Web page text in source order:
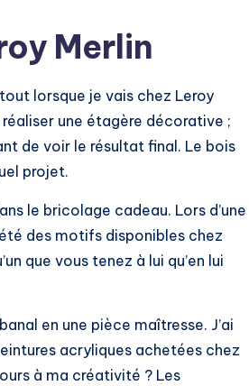
Merlin
lorsque je vais chez Leroy
réaliser une étagère décorative ;
de voir le résultat final. Le bois
projet.
le bricolage cadeau. Lors d’une
des motifs disponibles chez
que vous tenez à lui qu’en lui
en une pièce maîtresse. J’ai
acryliques achetées chez
à ma créativité ? Les